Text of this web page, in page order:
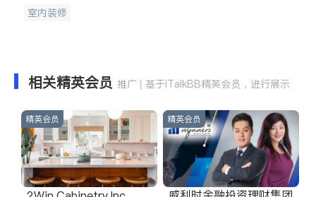
室内装修
相关精英会员 推广 | 基于iTalkBB精英会员，进行展示
精英会员 精英会员